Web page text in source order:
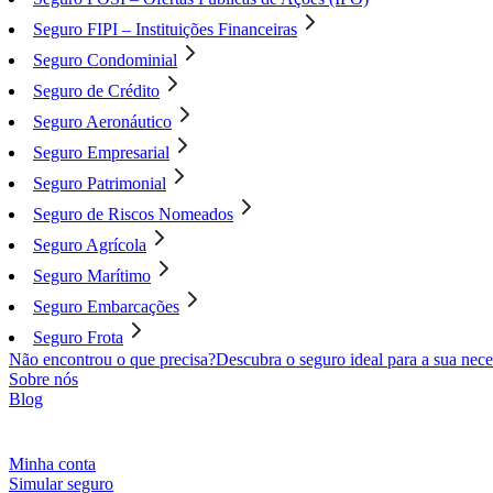
Seguro FIPI – Instituições Financeiras
Seguro Condominial
Seguro de Crédito
Seguro Aeronáutico
Seguro Empresarial
Seguro Patrimonial
Seguro de Riscos Nomeados
Seguro Agrícola
Seguro Marítimo
Seguro Embarcações
Seguro Frota
Não encontrou o que precisa?Descubra o seguro ideal para a sua
Sobre nós
Blog
Minha conta
Simular seguro